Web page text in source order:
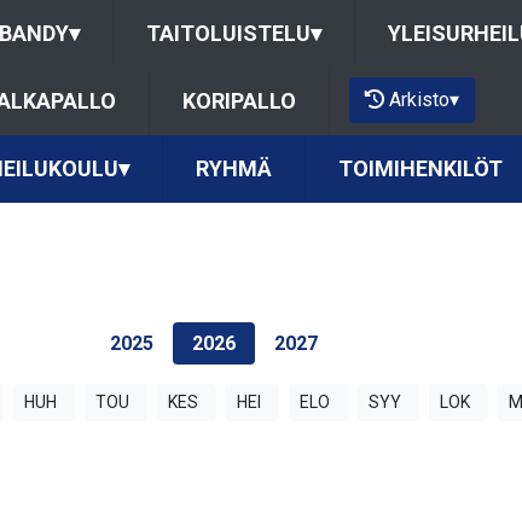
▾ TAITOLUISTELU▾
KORIPALLO Arkisto▾
▾ RYHMÄ TOIMIHENKILÖT
2025 2026 2027
HUH TOU KES HEI ELO SYY LOK